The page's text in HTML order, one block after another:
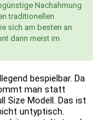
Nachahmung
traditionellen
sich am besten an
dann meist im
bespielbar. Da
man statt
Size Modell. Das ist
untyptisch.